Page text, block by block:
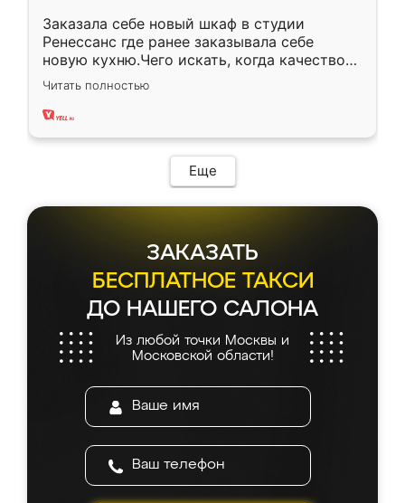
Заказала себе новый шкаф в студии
Ренессанс где ранее заказывала себе
новую кухню.Чего искать, когда качеством
вполне довольна. Служит кухня уже почти
два года, нареканий нет.
Читать полностью
Еще
ЗАКАЗАТЬ
БЕСПЛАТНОЕ ТАКСИ
ДО НАШЕГО САЛОНА
Из любой точки Москвы и
Московской области!